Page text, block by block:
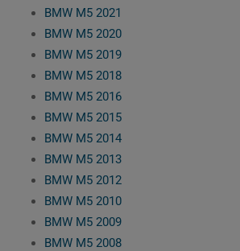
BMW M5 2021
BMW M5 2020
BMW M5 2019
BMW M5 2018
BMW M5 2016
BMW M5 2015
BMW M5 2014
BMW M5 2013
BMW M5 2012
BMW M5 2010
BMW M5 2009
BMW M5 2008